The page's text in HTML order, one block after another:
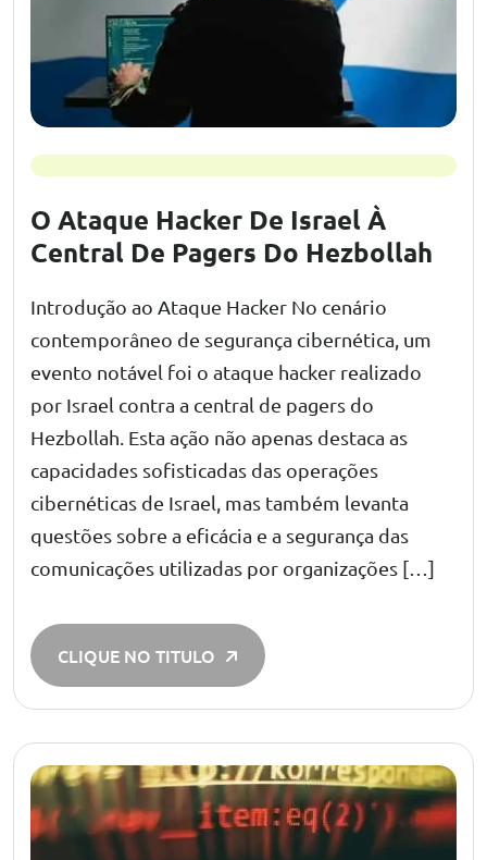
O Ataque Hacker De Israel À
Central De Pagers Do Hezbollah
Introdução ao Ataque Hacker No cenário
contemporâneo de segurança cibernética, um
evento notável foi o ataque hacker realizado
por Israel contra a central de pagers do
Hezbollah. Esta ação não apenas destaca as
capacidades sofisticadas das operações
cibernéticas de Israel, mas também levanta
questões sobre a eficácia e a segurança das
comunicações utilizadas por organizações […]
CLIQUE NO TITULO